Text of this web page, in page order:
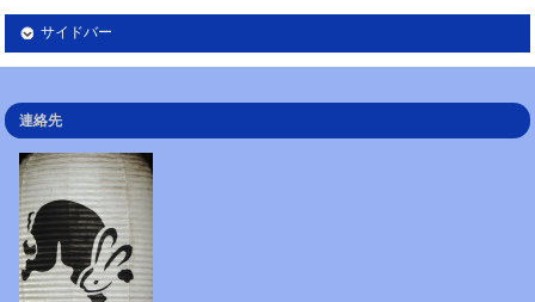
サイドバー
連絡先